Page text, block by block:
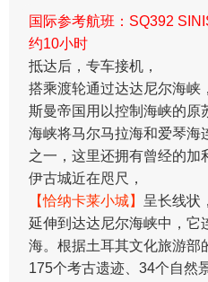
国际参考航班：SQ392
约10小时
抵达后，专车接机，
搭乘渡轮通过达达尼尔海峡
斯曼帝国用以控制海峡的原
海峡将马尔马拉海和爱琴海
之一，这里还拥有曾经的加
伊古城近在咫尺，
【恰纳卡莱小城】 呈长线状
延伸到达达尼尔海峡中，它
海。根据土耳其文化旅游部
175个考古遗迹、34个自然